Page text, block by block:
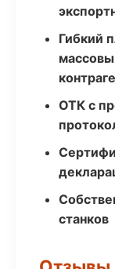
Гибкий
ОТК с
станков